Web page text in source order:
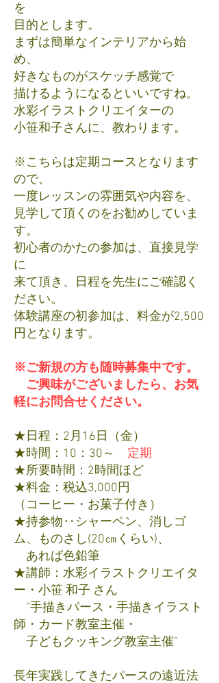
を
目的とします。
まずは簡単なインテリアから始
め、
好きなものがスケッチ感覚で
描けるようになるといいですね。
​水彩イラストクリエイターの
小笹和子さんに、教わります。
※こちらは定期コースとなります
ので、
一度レッスンの雰囲気や内容を、
見学して頂くのをお勧めしていま
す。
初心者のかたの参加は、直接見学
に
来て頂き、日程を先生にご確認く
ださい。
体験講座の初参加は、料金が2,500
円となります。
※ご新規の方も随時募集中です。
​ ご興味がございましたら、お気
軽にお問合せください。
★日程：2月16日（金）
★時間：10：30～ 定期
★所要時間：2時間ほど
★料金：税込3,000円
（コーヒー・お菓子付き）
★持参物‥シャーペン、消しゴ
ム、ものさし(20㎝くらい)、
あれば色鉛筆
★講師：水彩イラストクリエイタ
ー・小笹 和子 さん
”手描きパース・手描きイラスト
師・カード教室主催・
子どもクッキング教室主催”
長年実践してきたパースの遠近法